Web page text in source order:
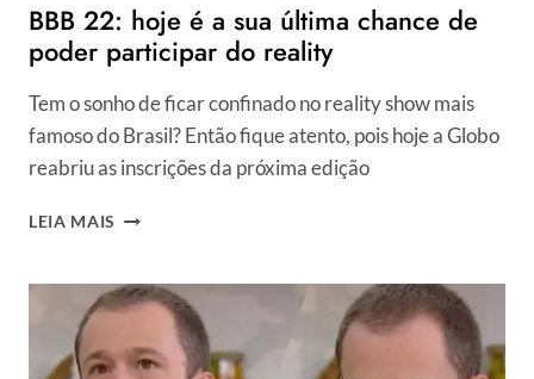
BBB 22: hoje é a sua última chance de
poder participar do reality
Tem o sonho de ficar confinado no reality show mais
famoso do Brasil? Então fique atento, pois hoje a Globo
reabriu as inscrições da próxima edição
LEIA MAIS BBB
É
A
ÚLTIMA